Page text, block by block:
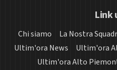
Link
Chi siamo La Nostra
Ultim'ora News
Ultim'ora
Ultim'ora Alto